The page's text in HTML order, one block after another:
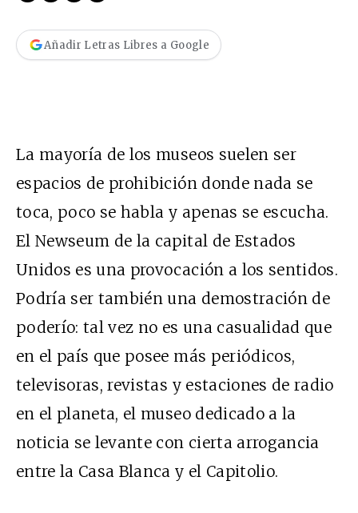
Añadir Letras Libres a Google
La mayoría de los museos suelen ser
espacios de prohibición donde nada se
toca, poco se habla y apenas se escucha.
El Newseum de la capital de Estados
Unidos es una provocación a los sentidos.
Podría ser también una demostración de
poderío: tal vez no es una casualidad que
en el país que posee más periódicos,
televisoras, revistas y estaciones de radio
en el planeta, el museo dedicado a la
noticia se levante con cierta arrogancia
entre la Casa Blanca y el Capitolio.